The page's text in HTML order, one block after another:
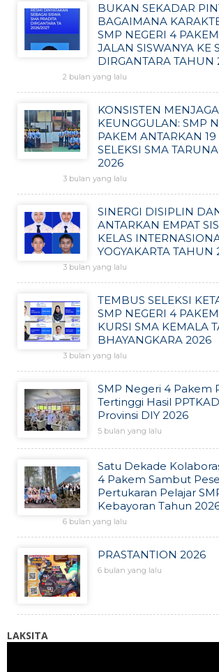
BUKAN SEKADAR
BAGAIMANA
SMP NEGERI 4
JALAN SISWANYA KE
DIRGANTARA TAHUN
2 bulan yang lalu
KONSISTEN
KEUNGGULAN: SMP
PAKEM ANTARKAN 19
SELEKSI SMA
2026
3 bulan yang lalu
SINERGI DISIPLIN
ANTARKAN EMPAT
KELAS
YOGYAKARTA TAHUN
3 bulan yang lalu
TEMBUS SELEKSI
SMP NEGERI 4
KURSI SMA KEMALA
BHAYANGKARA 2026
3 bulan yang lalu
SMP Negeri 4 Pakem
Tertinggi Hasil
Provinsi DIY 2026
5 bulan yang lalu
Satu Dekade
4 Pakem Sambut
Pertukaran Pelajar
Kebayoran Tahun
6 bulan yang lalu
PRASTANTION 2026
6 bulan yang lalu
LAKSITA